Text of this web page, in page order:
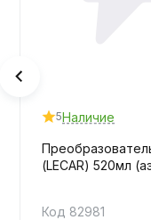
5Наличие
(LECAR) 520мл
Код 82981